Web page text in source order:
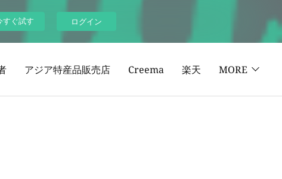
すぐ試す ログイン
アジア特産品販売店 Creema 楽天 MORE